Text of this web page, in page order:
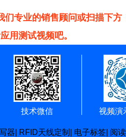
们专业的销售顾问或扫描下方
用测试视频吧。
技术微信 视频演
器 RFID天线定制 电子标签 阅